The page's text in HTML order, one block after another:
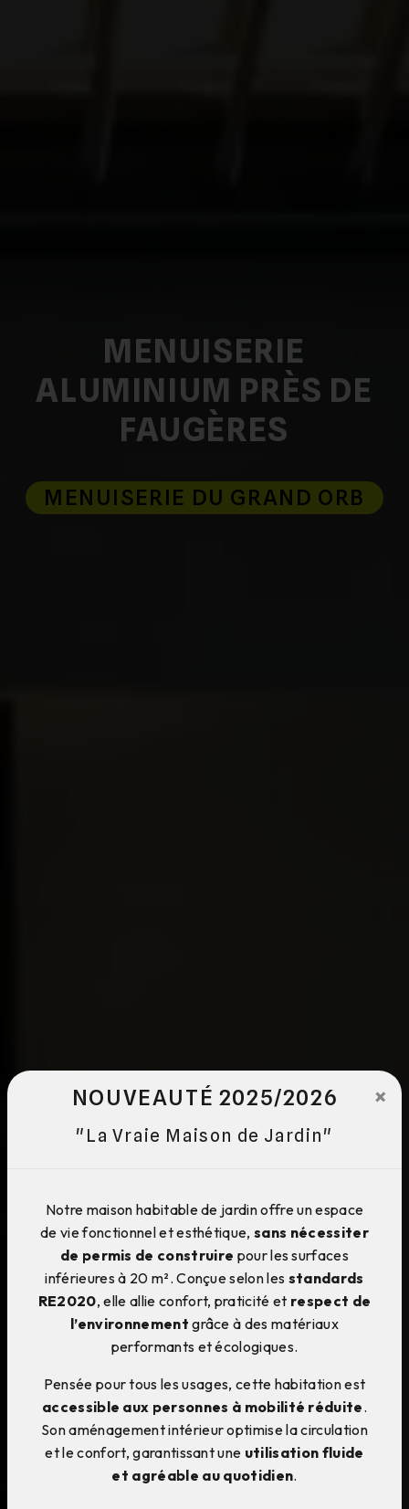
NOUVEAUTÉ 2025/2026
"La Vraie Maison de Jardin"
×
Notre maison habitable de jardin offre un espace
de vie fonctionnel et esthétique,sans nécessiter
de permis de construire pour les surfaces
inférieures à 20 m². Conçue selon les standards
RE2020, elle allie confort, praticité et respect de
l’environnement grâce à des matériaux
performants et écologiques.
Pensée pour tous les usages, cette habitation est
accessible aux personnes à mobilité réduite.
Son aménagement intérieur optimise la circulation
et le confort, garantissant une utilisation fluide
et agréable au quotidien.
MENUISERIE
ALUMINIUM PRÈS DE
FAUGÈRES
MENUISERIE DU GRAND ORB